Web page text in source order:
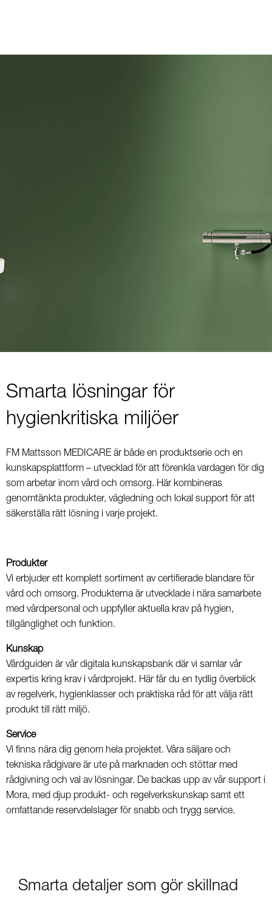
Smarta lösningar för
hygienkritiska miljöer
FM Mattsson MEDICARE är både en produktserie och en
kunskapsplattform – utvecklad för att förenkla vardagen för dig
som arbetar inom vård och omsorg. Här kombineras
genomtänkta produkter, vägledning och lokal support för att
säkerställa rätt lösning i varje projekt.
Produkter
Vi erbjuder ett komplett sortiment av certifierade blandare för
vård och omsorg. Produkterna är utvecklade i nära samarbete
med vårdpersonal och uppfyller aktuella krav på hygien,
tillgänglighet och funktion.
Kunskap
Vårdguiden är vår digitala kunskapsbank där vi samlar vår
expertis kring krav i vårdprojekt. Här får du en tydlig överblick
av regelverk, hygienklasser och praktiska råd för att välja rätt
produkt till rätt miljö.
Service
Vi finns nära dig genom hela projektet. Våra säljare och
tekniska rådgivare är ute på marknaden och stöttar med
rådgivning och val av lösningar. De backas upp av vår support i
Mora, med djup produkt- och regelverkskunskap samt ett
omfattande reservdelslager för snabb och trygg service.
Smarta detaljer som gör skillnad